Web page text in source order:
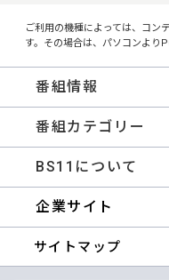
ご利用の機種によっては、コン
す。その場合は、パソコンより
番組情報
番組カテゴリー
BS11について
企業サイト
サイトマップ